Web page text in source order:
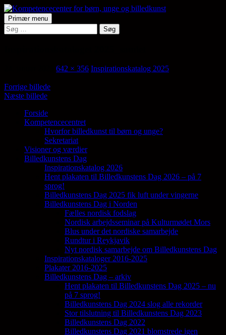
Hop
til
indhold
Kompetencecenter for børn,
SøgPrimær menu
Søg
efter:
642 × 356 Inspirationskatalog 2025
Forrige billede
Næste billede
Samler en lang række aktører på tværs af
den billedkunstneriske fødekæde
Forside
Kompetencecentret
Hvorfor billedkunst til børn og unge?
Sekretariat
Visioner og værdier
Billedkunstens Dag
Inspirationskatalog 2026
Hent plakaten til Billedkunstens Dag 2026 – på 7
sprog!
Billedkunstens Dag 2025 fik luft under vingerne
Billedkunstens Dag i Norden
Fælles nordisk fodslag
Nordisk arbejdsseminar på Kulturmødet Mors
Blus under det nordiske samarbejde
Rundtur i Reykjavik
Nyt nordisk samarbejde om Billedkunstens Dag
Inspirationskataloger 2016-2025
Plakater 2016-2025
Billedkunstens Dag – arkiv
Hent plakaten til Billedkunstens Dag 2025 – nu
på 7 sprog!
Billedkunstens Dag 2024 slog alle rekorder
Stor tilslutning til Billedkunstens Dag 2023
Billedkunstens Dag 2022
Billedkunstens Dag 2021 blomstrede igen